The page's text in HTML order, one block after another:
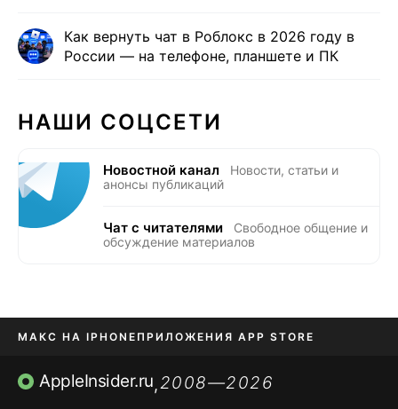
Как вернуть чат в Роблокс в 2026 году в
России — на телефоне, планшете и ПК
НАШИ СОЦСЕТИ
Новостной канал
Новости, статьи и
анонсы публикаций
Чат с читателями
Свободное общение и
обсуждение материалов
МАКС НА IPHONE ПРИЛОЖЕНИЯ APP STORE
TIKTOK НА IPHONEПРИЛОЖЕНИЯ БЕЗ APP STORE
AppleInsider.ru,2008—2026